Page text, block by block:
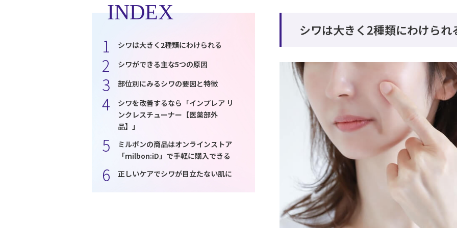
INDEX
シワは大きく2種類にわけられる
シワができる主な5つの原因
部位別にみるシワの要因と特徴
シワを改善するなら「インプレア リ
ンクレスチューナー【医薬部外
品】」
ミルボンの商品はオンラインストア
「milbon:iD」で手軽に購入できる
正しいケアでシワが目立たない肌に
シワは大きく2種類にわけられ